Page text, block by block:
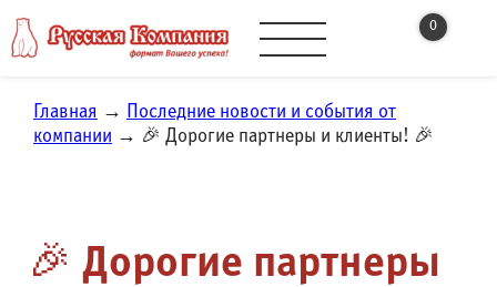
0
Главная →
Последние новости и события от
компании → 🎉 Дорогие партнеры и клиенты! 🎉
🎉 Дорогие партнеры